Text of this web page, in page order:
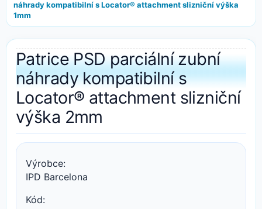
náhrady kompatibilní s Locator® attachment slizniční výška
1mm
Patrice PSD parciální zubní
náhrady kompatibilní s
Locator® attachment slizniční
výška 2mm
Výrobce:
IPD Barcelona
Kód: